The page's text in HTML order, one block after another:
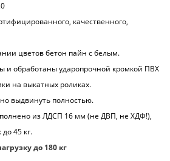
качественного,
цветов бетон пайн с белым.
и обработаны ударопрочной кромкой ПВХ
на выкатных роликах.
выдвинуть полностью.
из ЛДСП 16 мм (не ДВП, не ХДФ!),
45 кг.
до 180 кг